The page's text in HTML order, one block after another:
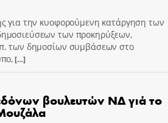
για την κυοφορούμενη κατάργηση των
των προκηρύξεων,
των δημοσίων συμβάσεων στο
[…]
βουλευτών ΝΔ γιά το